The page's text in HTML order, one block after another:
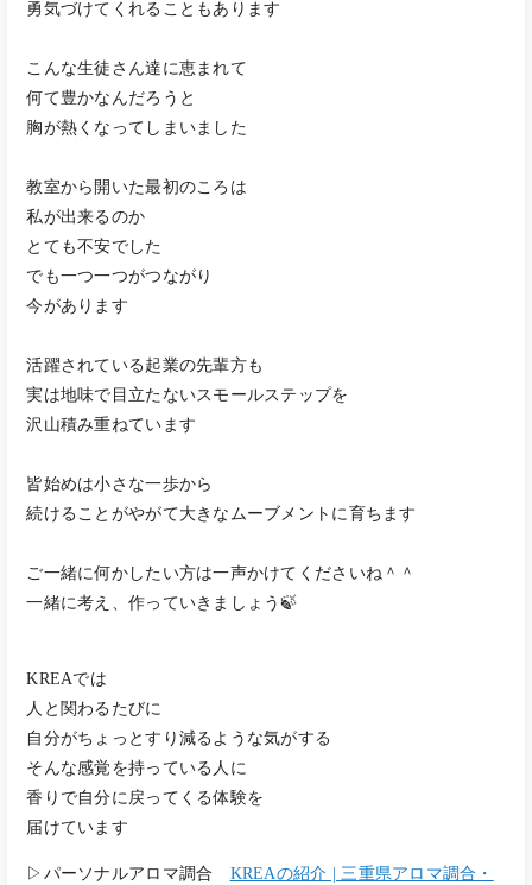
勇気づけてくれることもあります
こんな生徒さん達に恵まれて
何て豊かなんだろうと
胸が熱くなってしまいました
教室から開いた最初のころは
私が出来るのか
とても不安でした
でも一つ一つがつながり
今があります
活躍されている起業の先輩方も
実は地味で目立たないスモールステップを
沢山積み重ねています
皆始めは小さな一歩から
続けることがやがて大きなムーブメントに育ちます
ご一緒に何かしたい方は一声かけてくださいね＾＾
一緒に考え、作っていきましょう🍃
KREAでは
人と関わるたびに
自分がちょっとすり減るような気がする
そんな感覚を持っている人に
香りで自分に戻ってくる体験を
届けています
▷パーソナルアロマ調合 KREAの紹介 | 三重県アロマ調合・